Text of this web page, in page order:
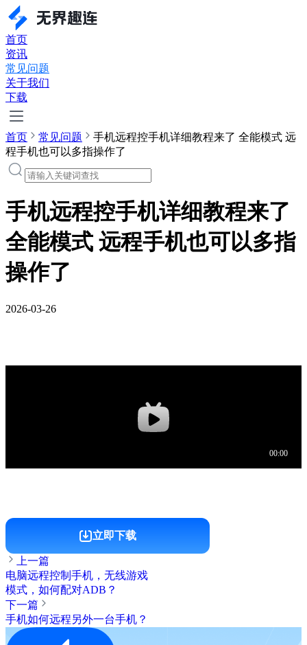
首页
资讯
常见问题
关于我们
下载
首页 常见问题
手机远程控手机详细教程来了 全能模式 远
程手机也可以多指操作了
手机远程控手机详细教程来了
全能模式 远程手机也可以多指
操作了
2026-03-26
立即下载
上一篇
电脑远程控制手机，无线游戏
模式，如何配对ADB？
下一篇
手机如何远程另外一台手机？